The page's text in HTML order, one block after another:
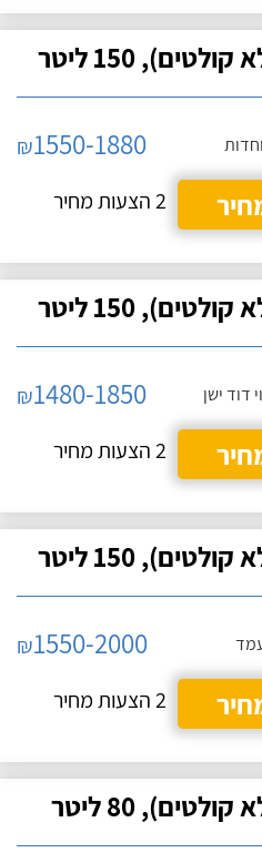
150 ליטר
₪1550-1880
2 הצעות מחיר
150 ליטר
דוד ישן
₪1480-1850
2 הצעות מחיר
150 ליטר
₪1550-2000
2 הצעות מחיר
80 ליטר